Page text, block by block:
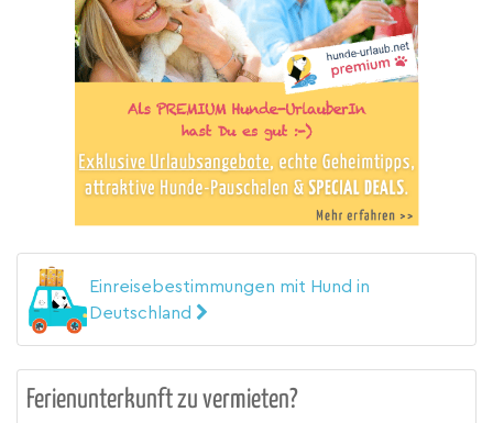
Einreisebestimmungen mit Hund in
Deutschland
Ferienunterkunft zu vermieten?